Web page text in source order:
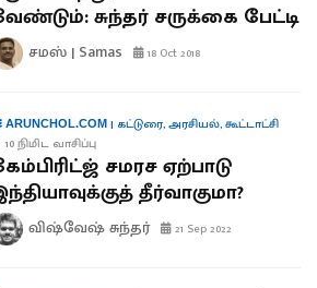
சுந்தர் சருக்கை பேட்டி
சமஸ் | Samas 18 Oct 2018
ARUNCHOL.COM| கட்டுரை,அரசியல்,கூட்டாட்சி
10 நிமிட வாசிப்பு
சமரச ஏற்பாடு
தீர்வாகுமா?
விஷ்வேஷ் சுந்தர் 21 Sep 2022